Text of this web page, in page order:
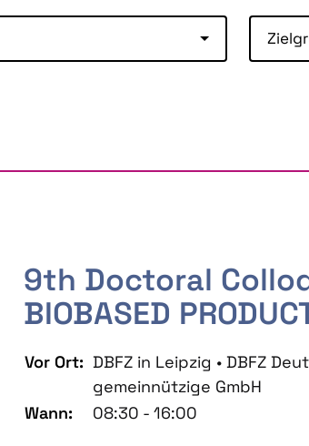
9th Doctoral
BIOBASED
Vor Ort: DBFZ in Leipzig • DBFZ
gemeinnützige GmbH
Wann:
08:30 - 16:00